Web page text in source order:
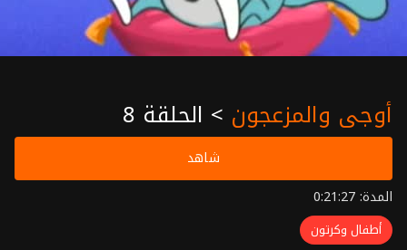
أوجي والمزعجون > الحلقة 8
شاهد
المدة: 0:21:27
أطفال وكرتون